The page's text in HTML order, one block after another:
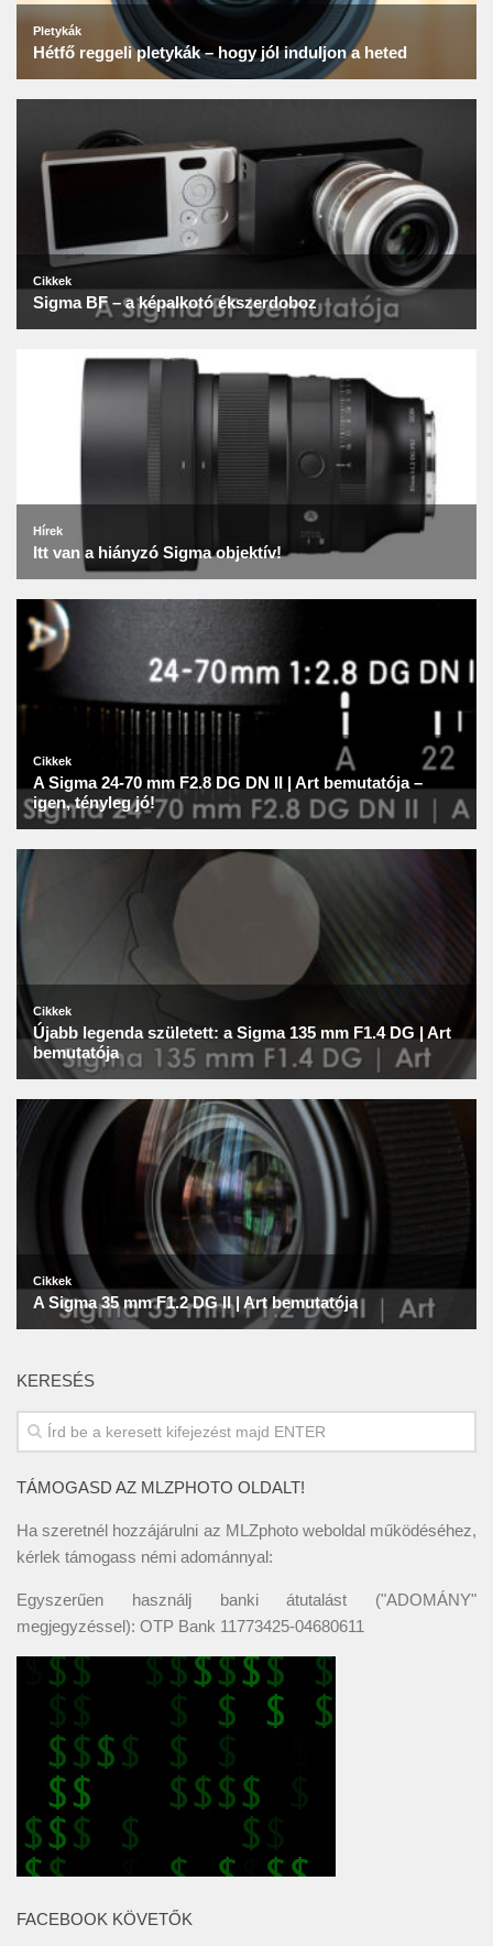
KERESÉS
TÁMOGASD AZ MLZPHOTO OLDALT!
Ha szeretnél hozzájárulni az MLZphoto weboldal működéséhez,
kérlek támogass némi adománnyal:
Egyszerűen használj banki átutalást ("ADOMÁNY"
megjegyzéssel): OTP Bank 11773425-04680611
FACEBOOK KÖVETŐK